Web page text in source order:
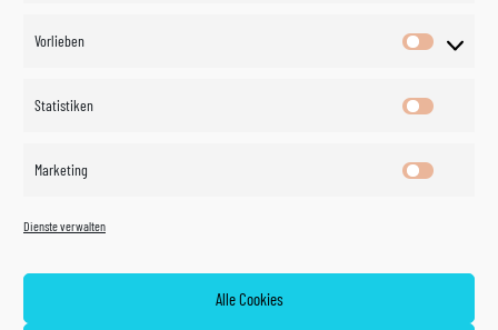
Vorlieben
Vorlieben
Statistiken
Marketing
Dienste verwalten
Alle Cookies
©